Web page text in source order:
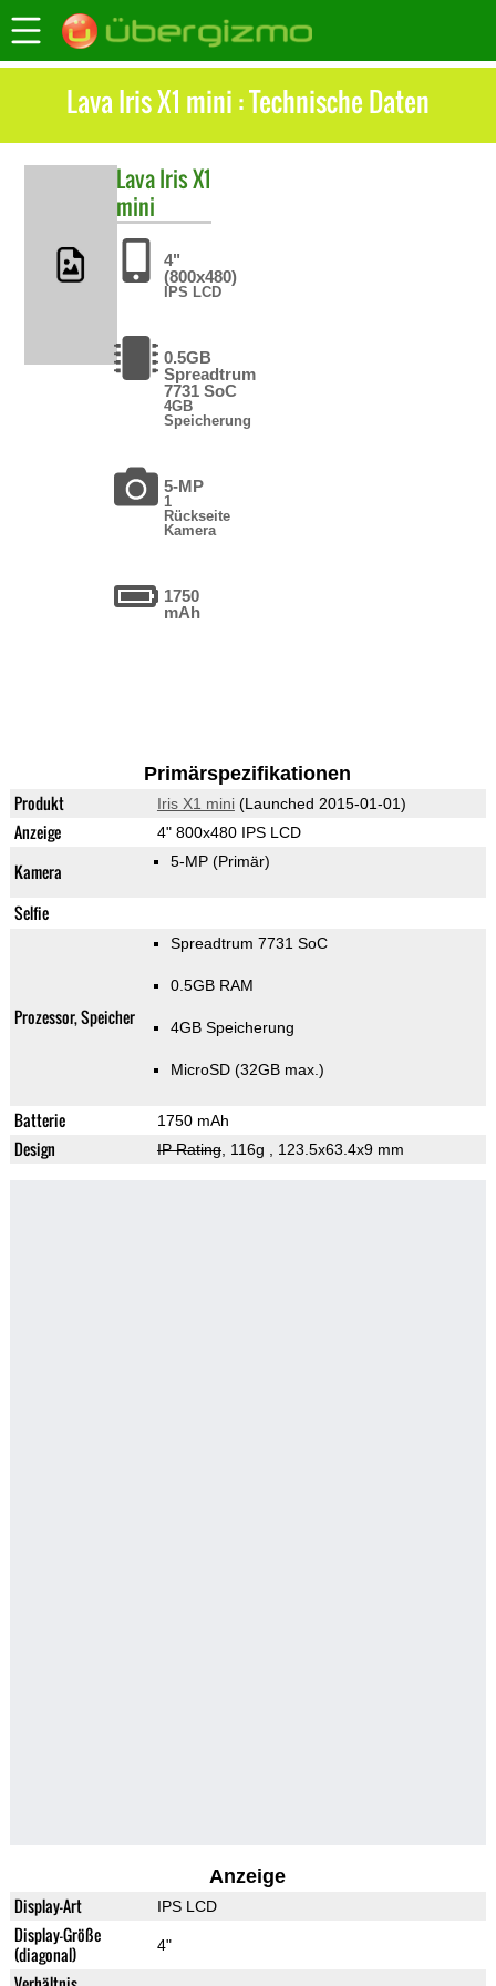
Lava Iris X1 mini : Technische Daten
LavaIris X1
mini
4"
(800x480)
IPS LCD
0.5GB
Spreadtrum
7731 SoC
4GB
Speicherung
5-MP
1
Rückseite
Kamera
1750
mAh
Primärspezifikationen
Produkt Iris X1 mini(Launched 2015-01-01)
Anzeige 4" 800x480 IPS LCD
Kamera 5-MP (Primär)
Selfie
Prozessor, Speicher
Spreadtrum 7731 SoC
0.5GB RAM
4GB Speicherung
MicroSD (32GB max.)
Batterie 1750 mAh
Design IP Rating, 116g , 123.5x63.4x9 mm
Anzeige
Display-Art IPS LCD
Display-Größe
(diagonal)
4"